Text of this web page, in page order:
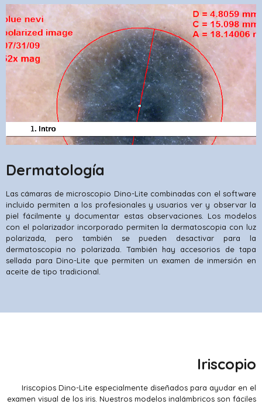
Dermatología
Las cámaras de microscopio Dino-Lite combinadas con el software
incluido permiten a los profesionales y usuarios ver y observar la
piel fácilmente y documentar estas observaciones. Los modelos
con el polarizador incorporado permiten la dermatoscopia con luz
polarizada, pero también se pueden desactivar para la
dermatoscopia no polarizada. También hay accesorios de tapa
sellada para Dino-Lite que permiten un examen de inmersión en
aceite de tipo tradicional.
Iriscopio
Iriscopios Dino-Lite especialmente diseñados para ayudar en el
examen visual de los iris. Nuestros modelos inalámbricos son fáciles